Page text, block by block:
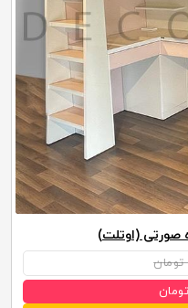
صورتی (اوتلت)